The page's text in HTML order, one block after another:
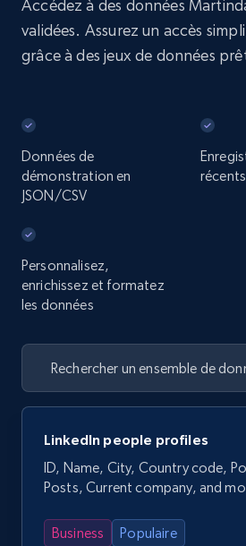
Accédez à des données
validées. Assurez un accès
grâce à des jeux de données
Données de
démonstration en
JSON/CSV
récents
Personnalisez,
enrichissez et formatez
les données
LinkedIn people profiles
ID, Name, City, Country code,
Posts, Current company, and
Business Populaire